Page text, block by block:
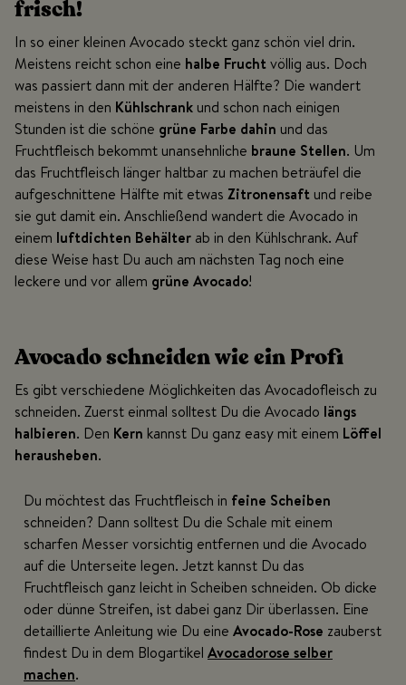
frisch!
In so einer kleinen Avocado steckt ganz schön viel drin.
Meistens reicht schon eine halbe Fruchtvöllig aus. Doch
was passiert dann mit der anderen Hälfte? Die wandert
meistens in den Kühlschrank und schon nach einigen
Stunden ist die schöne grüne Farbe dahin und das
Fruchtfleisch bekommt unansehnliche braune Stellen. Um
das Fruchtfleisch länger haltbar zu machen beträufel die
aufgeschnittene Hälfte mit etwas Zitronensaft und reibe
sie gut damit ein. Anschließend wandert die Avocado in
einem luftdichten Behälter ab in den Kühlschrank. Auf
diese Weise hast Du auch am nächsten Tag noch eine
leckere und vor allem grüne Avocado!
Avocado schneiden wie ein Profi
Es gibt verschiedene Möglichkeiten das Avocadofleisch zu
schneiden. Zuerst einmal solltest Du die Avocado längs
halbieren. Den Kern kannst Du ganz easy mit einem Löffel
herausheben.
Du möchtest das Fruchtfleisch in feine Scheiben
schneiden? Dann solltest Du die Schale mit einem
scharfen Messer vorsichtig entfernen und die Avocado
auf die Unterseite legen. Jetzt kannst Du das
Fruchtfleisch ganz leicht in Scheiben schneiden. Ob dicke
oder dünne Streifen, ist dabei ganz Dir überlassen. Eine
detaillierte Anleitung wie Du eine Avocado-Rose zauberst
findest Du in dem Blogartikel Avocadorose selber
machen.